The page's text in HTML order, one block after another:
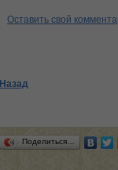
Оставить свой
Назад
Поделиться…